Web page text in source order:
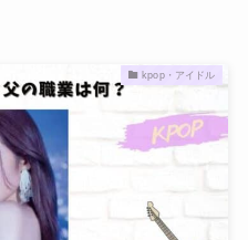
kpop・アイドル